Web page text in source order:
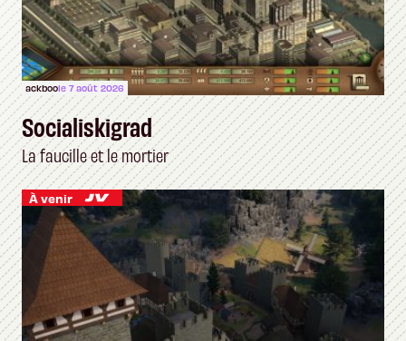
ackboole 7 août 2026
Socialiskigrad
La faucille et le mortier
À venir